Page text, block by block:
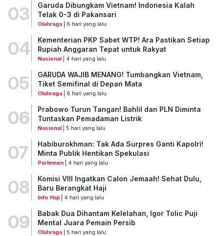
03
Garuda Dibungkam Vietnam! Indonesia Kalah
Telak 0-3 di Pakansari
Olahraga| 6 hari yang lalu
04
Kementerian PKP Sabet WTP! Ara Pastikan Setiap
Rupiah Anggaran Tepat untuk Rakyat
Nasional| 4 hari yang lalu
05
GARUDA WAJIB MENANG! Tumbangkan Vietnam,
Tiket Semifinal di Depan Mata
Olahraga| 6 hari yang lalu
06
Prabowo Turun Tangan! Bahlil dan PLN Diminta
Tuntaskan Pemadaman Listrik
Nasional| 5 hari yang lalu
07
Habiburokhman: Tak Ada Surpres Ganti Kapolri!
Minta Publik Hentikan Spekulasi
Parlemen| 4 hari yang lalu
08
Komisi VIII Ingatkan Calon Jemaah! Sehat Dulu,
Baru Berangkat Haji
Info Haji| 4 hari yang lalu
09
Babak Dua Dihantam Kelelahan, Igor Tolic Puji
Mental Juara Pemain Persib
Olahraga| 5 hari yang lalu